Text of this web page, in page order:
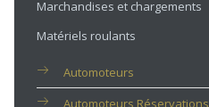
Marchandises et chargements
Matériels roulants
Automoteurs
Automoteurs Réservations